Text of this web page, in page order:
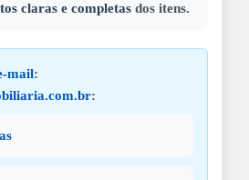
claras e completas dos itens.
mail:
: